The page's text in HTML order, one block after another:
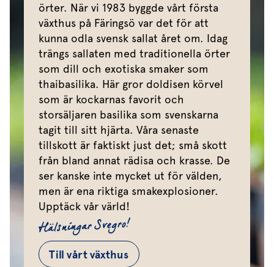
örter. När vi 1983 byggde vårt första
växthus på Färingsö var det för att
kunna odla svensk sallat året om. Idag
trängs sallaten med traditionella örter
som dill och exotiska smaker som
thaibasilika. Här gror doldisen körvel
som är kockarnas favorit och
storsäljaren basilika som svenskarna
tagit till sitt hjärta. Våra senaste
tillskott är faktiskt just det; små skott
från bland annat rädisa och krasse. De
ser kanske inte mycket ut för välden,
men är ena riktiga smakexplosioner.
Upptäck vår värld!
Hälsningar Svegro!
Till vårt växthus